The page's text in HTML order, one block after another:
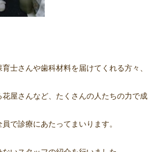
士さんや歯科材料を届けてくれる方々、
屋さんなど、たくさんの人たちの力で成
で診療にあたってまいります。